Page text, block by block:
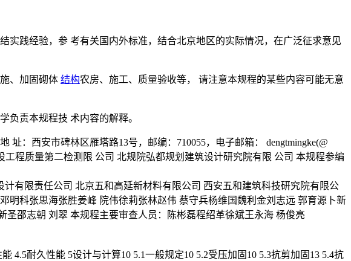
践经验，参 考有关国内外标准，结合北京地区的实际情况，在广泛征求意见
、加固砌体 结构农房、施工、质量验收等， 请注意本规程的某些内容可能无意
负责本规程技 术内容的解释。
址：西安市碑林区雁塔路13号，邮编：710055，电子邮箱： dengtmingke(@
程质量第二检测限 公司 北规院弘都规划建筑设计研究院有限 公司 本规程参编
有限责任公司 北京五和高延新材料有限公司 西安五和建筑科技研究院有限公
明科张思海张胜姜峰 院伟徐莉张林赵伟 蔡守兵杨维国魏利金刘志远 郭育源卜新
邵志朝 刘翠 本规程主要审查人员：陈彬磊程绍革徐斌王永海 杨俊亮
4.5耐久性能 5设计与计算10 5.1一般规定10 5.2受压加固10 5.3抗剪加固13 5.4抗